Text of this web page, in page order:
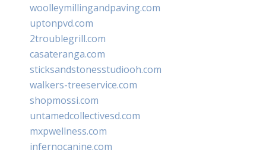
woolleymillingandpaving.com
uptonpvd.com
2troublegrill.com
casateranga.com
sticksandstonesstudiooh.com
walkers-treeservice.com
shopmossi.com
untamedcollectivesd.com
mxpwellness.com
infernocanine.com